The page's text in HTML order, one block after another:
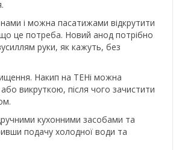
і можна пасатижами відкрутити
це потреба. Новий анод потрібно
руки, як кажуть, без
Накип на ТЕНі можна
викруткою, після чого зачистити
кухонними засобами та
подачу холодної води та